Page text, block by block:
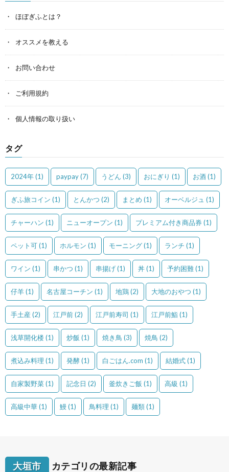
ほぼぎふとは？
オススメを教える
お問い合わせ
ご利用規約
個人情報の取り扱い
タグ
2024年(1) paypay(7) うどん (3) おにぎり (1) お酒(1)
ぎふ旅コイン (1) とんかつ (2) まとめ (1) オーベルジュ (1)
チャーハン (1) ニューオープン (1) プレミアム付き商品券(1)
ペット可(1) ホルモン (1) モーニング(1) ランチ (1)
ワイン (1) 串かつ (1) 串揚げ(1) 丼(1) 予約困難(1)
仔羊(1) 名古屋コーチン (1) 地鶏(2) 大地のおやつ (1)
手土産 (2) 江戸前(2) 江戸前寿司 (1) 江戸前鮨(1)
浅草開化楼(1) 炒飯 (1) 焼き鳥 (3) 焼鳥 (2)
煮込み料理 (1) 発酵(1) 白ごはん.com (1) 結婚式(1)
自家製野菜(1) 記念日 (2) 釜炊きご飯 (1) 高級 (1)
高級中華(1) 鰻(1) 鳥料理 (1) 麺類(1)
大垣市 カテゴリの最新記事